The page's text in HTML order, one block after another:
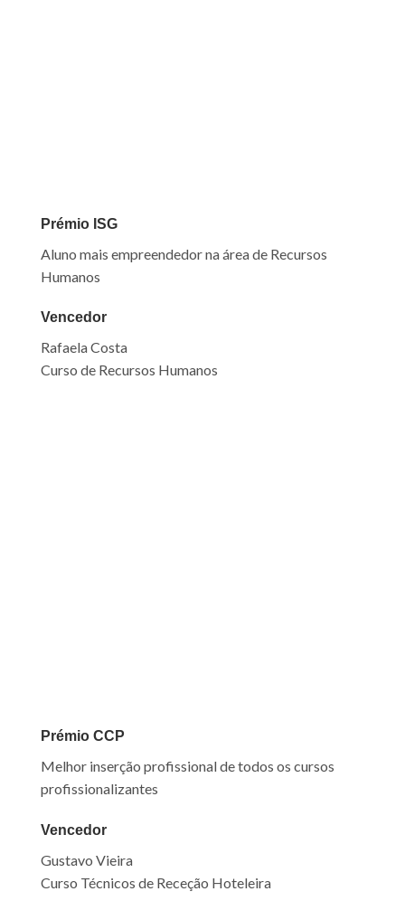
Prémio ISG
Aluno mais empreendedorna área de Recursos
Humanos
Vencedor
Rafaela Costa
Curso de Recursos Humanos
Prémio CCP
Melhor inserção profissional de todos os cursos
profissionalizantes
Vencedor
Gustavo Vieira
Curso Técnicos de Receção Hoteleira